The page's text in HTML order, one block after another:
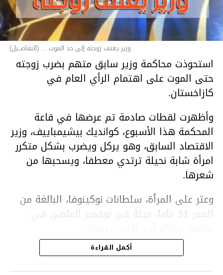
وزير يعنف زوجته إلى حد الموت ... (التفاصــيل)
استحوذت محاكمة وزير سابق متهم بضرب زوجته
حتى الموت على اهتمام الرأي العام في
كازاخستان.
وأظهرت لقطات صادمة تم عرضها في قاعة
المحكمة هذا الأسبوع، كوانديك بيشيمباييف، وزير
الاقتصاد السابق، وهو يركل ويضرب بشكل متكرر
امرأة شابة نحيلة ترتدي معطفا، ويسحبها من
شعرها.
وعثر على المرأة، سلطانات نوكينوفا، البالغة من
العمر 31 عاما، ميتة في نوفمبر الماضي في
ووفقا لتقرير الطبيب الشرعي، توفيت نوكينوفا
متأثرة بصدمة في الدماغ، وكانت إحدى عظام
أكمل القراءة